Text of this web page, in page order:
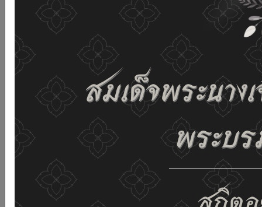
02-659-6811 saraban@dop.mail.go.th
เปลี่ยนการแสดงผล
ก-ก